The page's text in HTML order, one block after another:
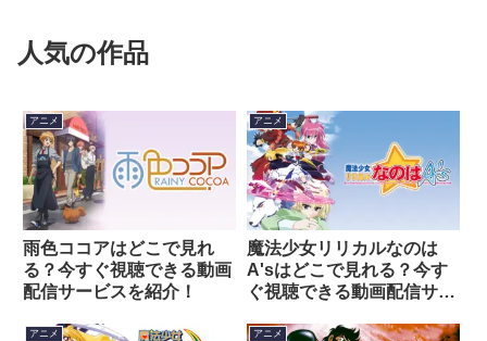
人気の作品
アニメ
雨色ココアはどこで見れ
る？今すぐ視聴できる動画
配信サービスを紹介！
アニメ
魔法少女リリカルなのは
A'sはどこで見れる？今す
ぐ視聴できる動画配信サー
アニメ アニメ